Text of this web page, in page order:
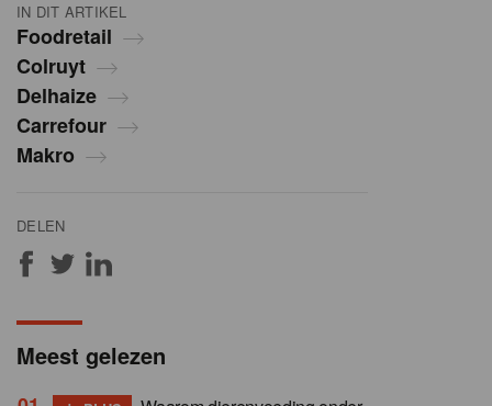
IN DIT ARTIKEL
Foodretail
Colruyt
Delhaize
Carrefour
Makro
DELEN
Meest gelezen